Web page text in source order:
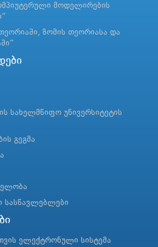
მოდელირების
ზომის თეორიასა და
სახელმწიფო უნივერსიტეტის
გეგმა
სასწავლებლები
ელექტრონული სისტემა